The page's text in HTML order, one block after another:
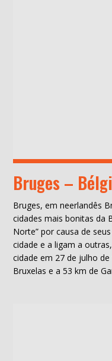
Bruges –
Bruges, em neerlandês
cidades mais bonitas da
Norte” por causa de
cidade e a ligam a
cidade em 27 de julho
Bruxelas e a 53 km de